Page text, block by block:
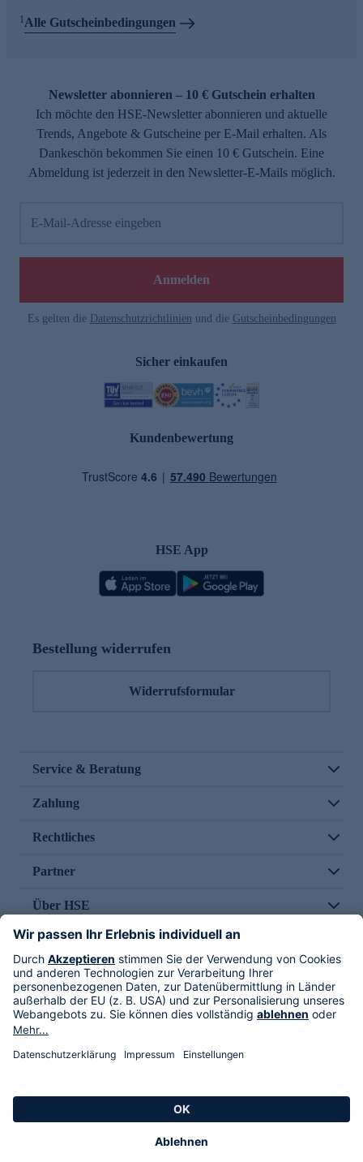
1Alle Gutscheinbedingungen
Newsletter abonnieren – 10 € Gutschein erhalten
Ich möchte den HSE-Newsletter abonnieren und aktuelle
Trends, Angebote & Gutscheine per E-Mail erhalten. Als
Dankeschön bekommen Sie einen 10 € Gutschein. Eine
Abmeldung ist jederzeit in den Newsletter-E-Mails möglich.
E-Mail-Adresse eingeben
Anmelden
Es gelten die Datenschutzrichtlinien und die Gutscheinbedingungen
Sicher einkaufen
Kundenbewertung
HSE App
Bestellung widerrufen
Widerrufsformular
Service & Beratung
Zahlung
Rechtliches
Partner
Über HSE
Im TV
HSE International